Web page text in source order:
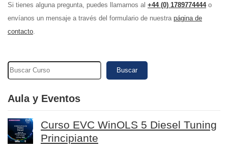
Si tienes alguna pregunta, puedes llamarnos al +44 (0) 1789774444o
envíanos un mensaje a través del formulario de nuestra página de
contacto
Buscar
Aula y Eventos
Curso EVC WinOLS 5 Diesel Tuning
Principiante